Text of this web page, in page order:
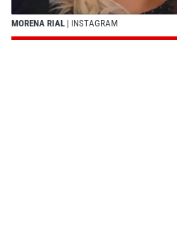
MORENA RIAL | INSTAGRAM